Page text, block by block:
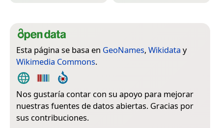
Esta página se basa en GeoNames, Wikidata y
Wikimedia Commons.
Nos gustaría contar con su apoyo para mejorar
nuestras fuentes de datos abiertas. Gracias por
sus contribuciones.